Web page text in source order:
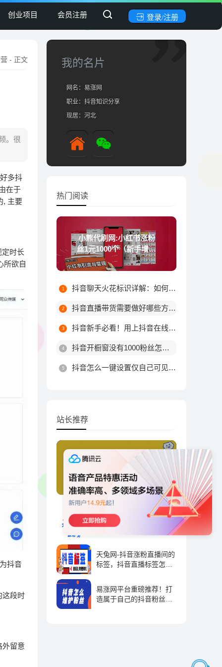
创业项目 会员注册 登录/注册
- 正文
。很
多抖
在于
, 主要
定时长
所欲自
抖音
这段时
外留意
我的名片
网名：易涨网
职业：抖音知识分享
现居：河北
热门阅读
小熊代刷网:小红书涨粉
丝1元1000个（新手增加
粉丝技巧）
抖音聊天火花标识详解：如何触发不同颜色火花及最高等级规则
抖音直播带货需要做好哪些方面?
抖音新手必看！用上抖音在线涨粉平台这10个技巧，粉丝量由你决定！
抖音开橱窗没有1000粉丝怎么办
抖音怎么一键设置仅自己可见？详细步骤教你轻松搞定
站长推荐
在线涨粉平台便宜推荐
（珍藏涨粉丝最快的网
站）
天兔涨粉宝-抖音短视频涨
粉运营平台
天兔网-抖音涨粉直播间的
标签，抖音直播标签怎么
易涨网平台重磅推荐！打
造属于自己的抖音粉丝帝